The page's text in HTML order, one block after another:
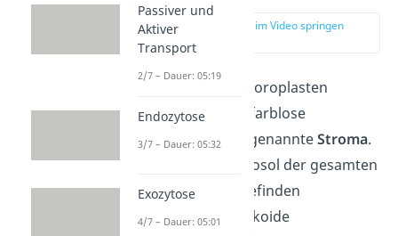
zur Stelle im Video springen
Im Inneren des Chloroplasten
befindet sich eine farblose
Flüssigkeit, das sogenannteStroma.
Sie ähnelt dem Cytosol der gesamten
Zelle. Im Stroma befinden
sich einzelne Thylakoide
Passiver und
Aktiver
Transport
2/7 – Dauer: 05:19
Endozytose
3/7 – Dauer: 05:32
Exozytose
4/7 – Dauer: 05:01